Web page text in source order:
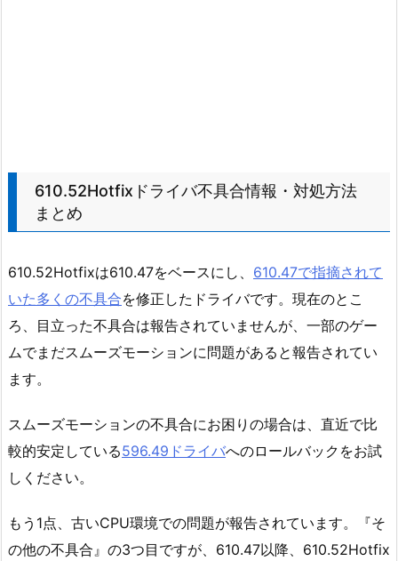
610.52Hotfixドライバ不具合情報・対処方法
まとめ
610.52Hotfixは610.47をベースにし、 610.47で指摘されて
いた多くの不具合を修正したドライバです。現在のとこ
ろ、目立った不具合は報告されていませんが、一部のゲー
ムでまだスムーズモーションに問題があると報告されてい
ます。
スムーズモーションの不具合にお困りの場合は、直近で比
較的安定している596.49ドライバへのロールバックをお試
しください。
もう1点、古いCPU環境での問題が報告されています。『そ
の他の不具合』の3つ目ですが、610.47以降、610.52Hotfix